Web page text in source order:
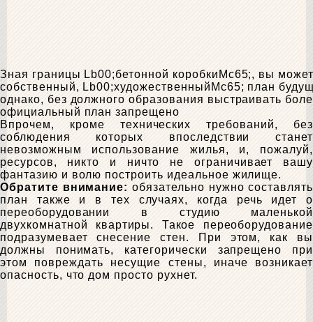
Зная границы Lb00;бетонной коробкиMc65;, вы
собственный, Lb00;художественныйMc65; план
однако, без должного образования выстраивать
официальный план запрещено
Впрочем, кроме технических требований, без
соблюдения которых впоследствии станет
невозможным использование жилья, и, пожалуй,
ресурсов, никто и ничто не ограничивает вашу
фантазию и волю построить идеальное жилище.
Обратите внимание: обязательно нужно составлять
план также и в тех случаях, когда речь идет о
переоборудовании в студию маленькой
двухкомнатной квартиры. Такое переоборудование
подразумевает снесение стен. При этом, как вы
должны понимать, категорически запрещено при
этом повреждать несущие стены, иначе возникает
опасность, что дом просто рухнет.